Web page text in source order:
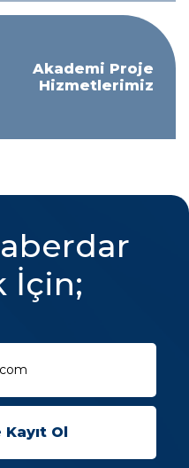
Akademi Proje
Hizmetlerimiz
İçin;